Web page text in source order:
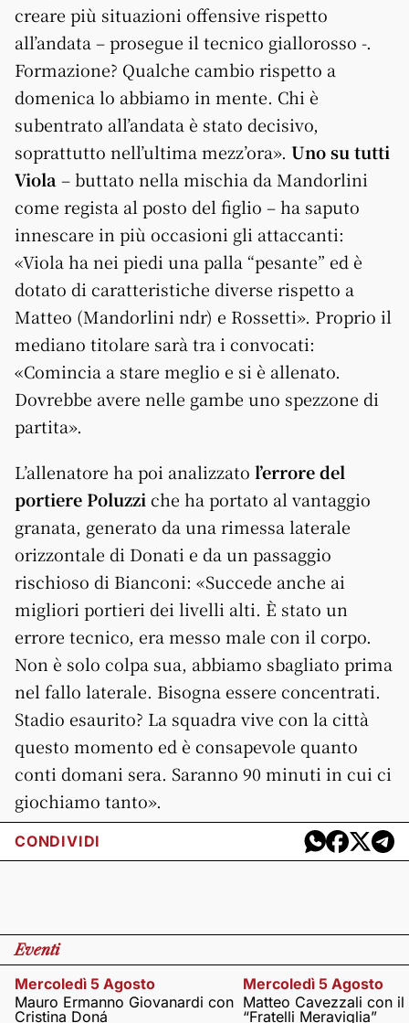
creare più situazioni offensive rispetto
all’andata – prosegue il tecnico giallorosso -.
Formazione? Qualche cambio rispetto a
domenica lo abbiamo in mente. Chi è
subentrato all’andata è stato decisivo,
soprattutto nell’ultima mezz’ora». Uno su tutti
Viola – buttato nella mischia da Mandorlini
come regista al posto del figlio – ha saputo
innescare in più occasioni gli attaccanti:
«Viola ha nei piedi una palla “pesante” ed è
dotato di caratteristiche diverse rispetto a
Matteo (Mandorlini ndr) e Rossetti». Proprio il
mediano titolare sarà tra i convocati:
«Comincia a stare meglio e si è allenato.
Dovrebbe avere nelle gambe uno spezzone di
partita».
L’allenatore ha poi analizzato l’errore del
portiere Poluzzi che ha portato al vantaggio
granata, generato da una rimessa laterale
orizzontale di Donati e da un passaggio
rischioso di Bianconi: «Succede anche ai
migliori portieri dei livelli alti. È stato un
errore tecnico, era messo male con il corpo.
Non è solo colpa sua, abbiamo sbagliato prima
nel fallo laterale. Bisogna essere concentrati.
Stadio esaurito? La squadra vive con la città
questo momento ed è consapevole quanto
conti domani sera. Saranno 90 minuti in cui ci
giochiamo tanto».
CONDIVIDI
Eventi
Mercoledì 5 Agosto
Mauro Ermanno Giovanardi con
Cristina Doná
Mercoledì 5 Agosto
Matteo Cavezzali con il
“Fratelli Meraviglia”